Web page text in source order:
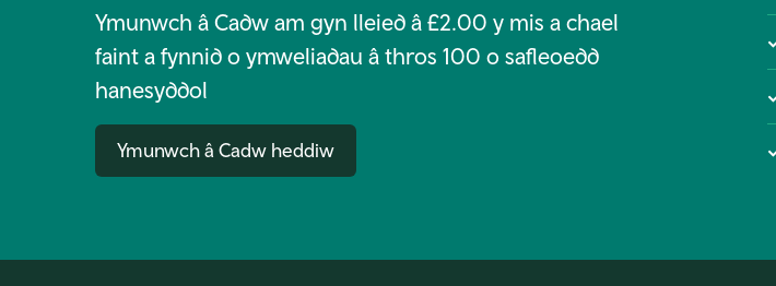
Ymunwch â Cadw am gyn lleied â £2.00 y mis a chael
faint a fynnid o ymweliadau â thros 100 o safleoedd
hanesyddol
Ymunwch â Cadw heddiw